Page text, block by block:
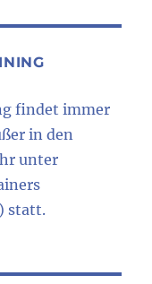
findet immer
in den
unter
statt.